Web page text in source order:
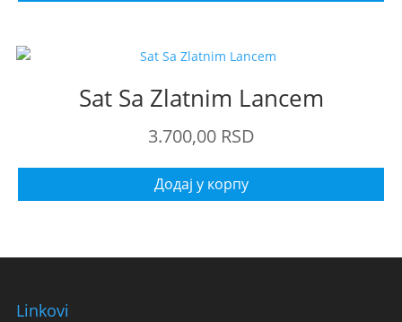
Sat Sa Zlatnim Lancem
3.700,00 RSD
Додај у корпу
Linkovi